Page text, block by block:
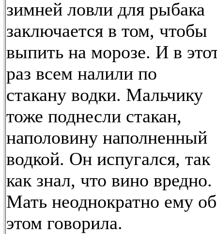
зимней ловли для рыбака
заключается в том, чтобы
выпить на морозе. И в
раз всем налили по
стакану водки. Мальчику
тоже поднесли стакан,
наполовину наполненный
водкой. Он испугался, так
как знал, что вино вредно.
Мать неоднократно ему об
этом говорила.